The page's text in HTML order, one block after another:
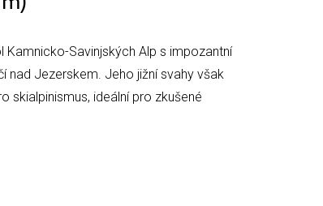
Kamnicko-Savinjských Alp s impozantní
nad Jezerskem. Jeho jižní svahy však
skialpinismus, ideální pro zkušené